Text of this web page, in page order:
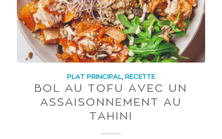
PLAT PRINCIPAL, RECETTE
BOL AU TOFU AVEC UN
ASSAISONNEMENT AU
TAHINI